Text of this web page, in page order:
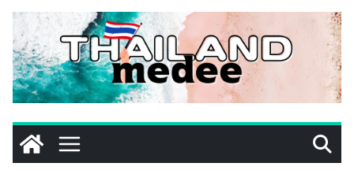
TECNO ประกาศทรานส์ฟอร์มจากเกมมิ่งโฟน สู่ไลฟ์สไตล์
แฟชั่นไอเท็ม เสิร์ฟใหญ่ปักหมุดแลนมาร์คใหม่กลางสถานี
MRT วาง POVA 8 Series จุดเริ่มต้นครั้งสำคัญ
ครั้งแรกของอุตสาหกรรมสีไทย นิปปอนเพนต์ผนึก 6 พันธ
มิตรโมเดิร์นเทรดชั้นนำ นำร่องเปิดตัว “NIPPON PAINT
WORRY FREE” โปรแกรมดูแลคุณภาพฟิล์มสีหลังการขาย
ยกระดับความมั่นใจลูกค้าด้วยผลิตภัณฑ์คุณภาพและ
บริการหลังการขายที่ครบวงจร
เริ่มแล้ว! อ.ต.ก.แฟร์ 4 ภาค @ภาคกลาง “มนต์เสน่ห์เกษตร
ไทย สู่ใจกลางมหานคร” ชวนชิม ช้อป สินค้าเกษตร
คุณภาพจากทั่วไทย วันนี้ – 8 สิงหาคมนี้ ณ ลานคนเมือง